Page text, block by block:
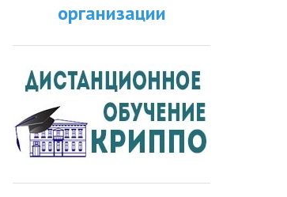
организации